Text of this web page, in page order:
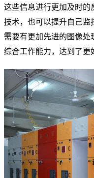
这些信息进行更加及时的
技术，也可以提升自己监
需要有更加先进的图像处
综合工作能力，达到了更